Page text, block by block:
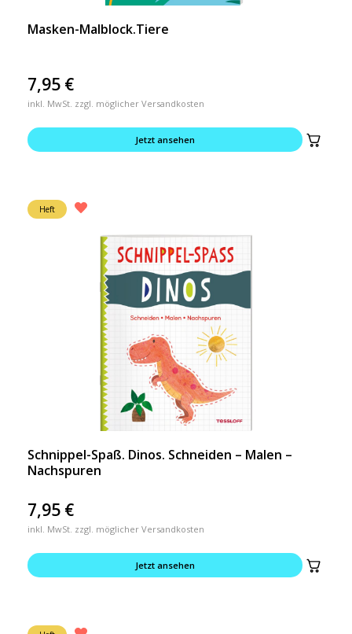
Masken-Malblock.Tiere
7,95 €
inkl. MwSt. zzgl. möglicher Versandkosten
Jetzt ansehen
Heft
Schnippel-Spaß. Dinos. Schneiden – Malen –
Nachspuren
7,95 €
inkl. MwSt. zzgl. möglicher Versandkosten
Jetzt ansehen